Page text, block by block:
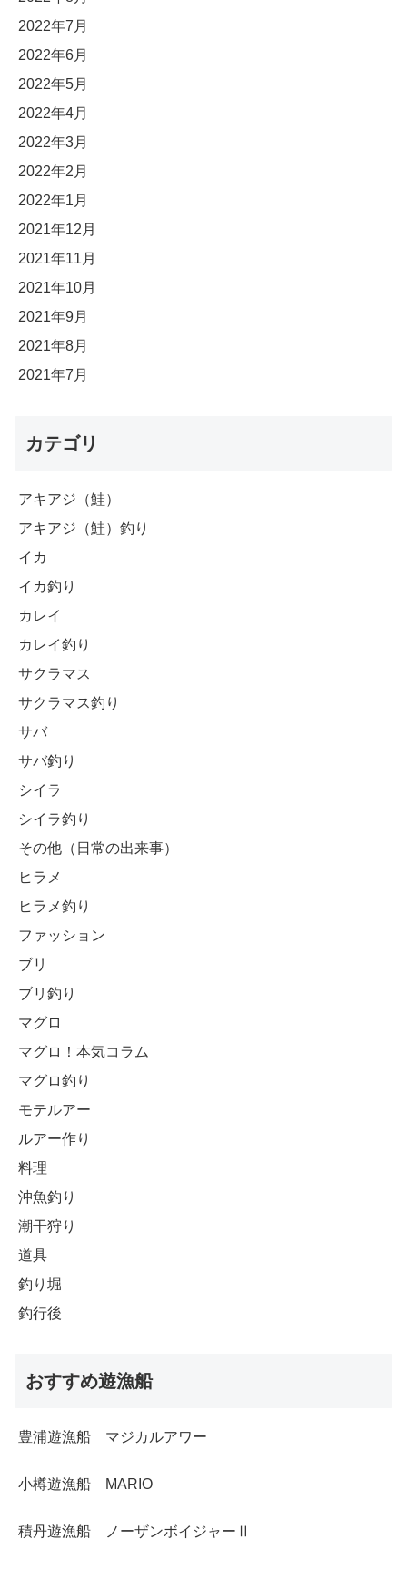
2022年7月
2022年6月
2022年5月
2022年4月
2022年3月
2022年2月
2022年1月
2021年12月
2021年11月
2021年10月
2021年9月
2021年8月
2021年7月
カテゴリ
アキアジ（鮭）
アキアジ（鮭）釣り
イカ
イカ釣り
カレイ
カレイ釣り
サクラマス
サクラマス釣り
サバ
サバ釣り
シイラ
シイラ釣り
その他（日常の出来事）
ヒラメ
ヒラメ釣り
ファッション
ブリ
ブリ釣り
マグロ
マグロ！本気コラム
マグロ釣り
モテルアー
ルアー作り
料理
沖魚釣り
潮干狩り
道具
釣り堀
釣行後
おすすめ遊漁船
豊浦遊漁船 マジカルアワー
小樽遊漁船 MARIO
積丹遊漁船 ノーザンボイジャーⅡ